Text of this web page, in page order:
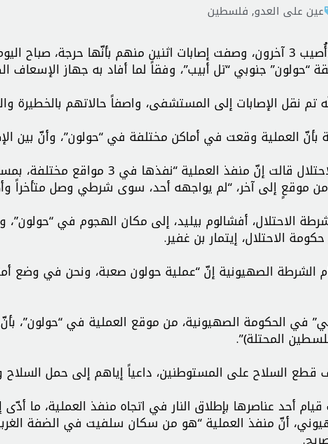
عين على العدو, فلسطين
قُتل مستوطنان إسرائيليان، وأُصيب 3 آخرون، وصفت إصابات اثنين منهم بأنّها
جنوبي “تل أبيب”، وفقاً لما أفاد به جهاز الإسعاف
تم نقل الإصابات إلى المستشفى، واصفاً حالاتهم بالخطيرة
العملية وقعت في أماكن مختلفة في “حولون”، وأنّ بين
موقعٍ إلى آخر، “لم يواجهه أحد، سوى شرطي وصل متأخراً
الاحتلال، أفشالوم بيليد، إلى مكان الهجوم في
الاحتلال، إيتمار بن غفير.
الشرطة الصهيونية إنّ “عملية حولون صعبة، ونحن في وضع
في الحكومة الصهيونية، من موقع العملية في “حولون”،
المحتلة)”.
قطع السلاح على المستوطنين، داعياً إياهم إلى حمل
قيام أحد عناصرها بإطلاق النار في اتجاه منفذ العملية،
أنّ منفذ العملية “هو من سكان سلفيت في الضفة